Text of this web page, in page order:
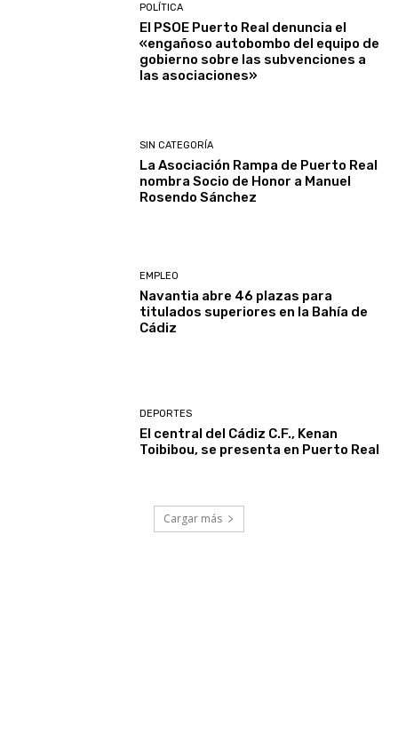
POLÍTICA
El PSOE Puerto Real denuncia el
«engañoso autobombo del equipo de
gobierno sobre las subvenciones a
las asociaciones»
SIN CATEGORÍA
La Asociación Rampa de Puerto Real
nombra Socio de Honor a Manuel
Rosendo Sánchez
EMPLEO
Navantia abre 46 plazas para
titulados superiores en la Bahía de
Cádiz
DEPORTES
El central del Cádiz C.F., Kenan
Toibibou, se presenta en Puerto Real
Cargar más